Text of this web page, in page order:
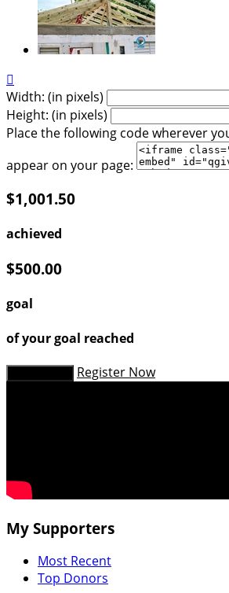

Width: (in pixels)
Height: (in pixels)
Place the following code wherever
appear on your page:
$1,001.50
achieved
$500.00
goal
of your goal reached
Register Now
My Supporters
Most Recent
Top Donors